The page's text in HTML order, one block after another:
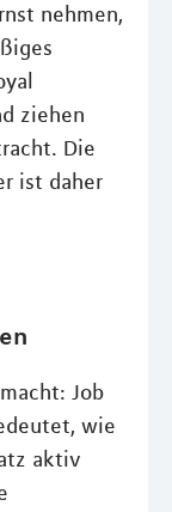
nehmen,
ziehen
Die
ist daher
Job
wie
aktiv